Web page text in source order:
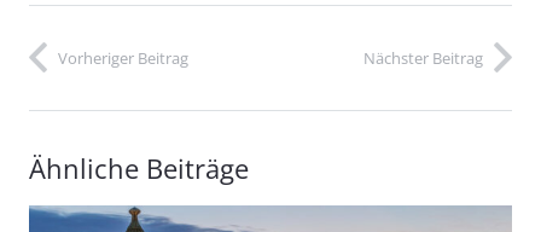
Vorheriger Beitrag Nächster Beitrag
Ähnliche Beiträge